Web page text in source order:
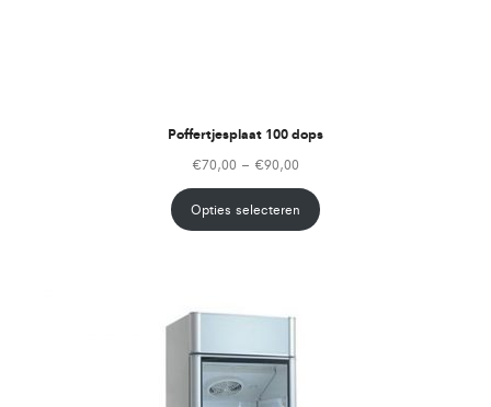
Poffertjesplaat 100 dops
€70,00 – €90,00
Opties selecteren